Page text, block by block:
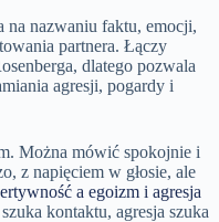
na nazwaniu faktu, emocji,
partnera. Łączy
dlatego pozwala
agresji, pogardy i
Można mówić spokojnie i
z napięciem w głosie, ale
a egoizm i agresja
kontaktu, agresja szuka